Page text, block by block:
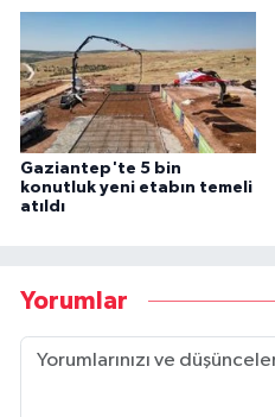
Gaziantep'te 5 bin
konutluk yeni etabın temeli
atıldı
Yorumlar